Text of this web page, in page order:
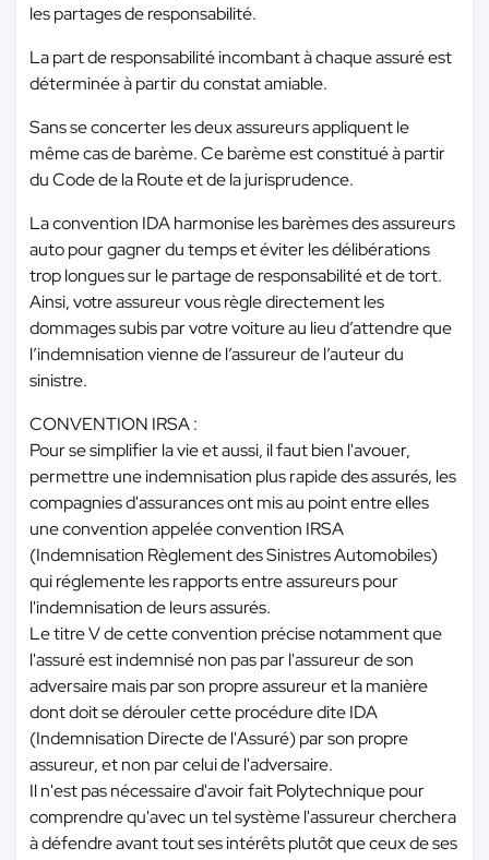
les partages de responsabilité.
La part de responsabilité incombant à chaque assuré est
déterminée à partir du constat amiable.
Sans se concerter les deux assureurs appliquent le
même cas de barème. Ce barème est constitué à partir
du Code de la Route et de la jurisprudence.
La convention IDA harmonise les barèmes des assureurs
auto pour gagner du temps et éviter les délibérations
trop longues sur le partage de responsabilité et de tort.
Ainsi, votre assureur vous règle directement les
dommages subis par votre voiture au lieu d’attendre que
l’indemnisation vienne de l’assureur de l’auteur du
sinistre.
CONVENTION IRSA :
Pour se simplifier la vie et aussi, il faut bien l'avouer,
permettre une indemnisation plus rapide des assurés, les
compagnies d'assurances ont mis au point entre elles
une convention appelée convention IRSA
(Indemnisation Règlement des Sinistres Automobiles)
qui réglemente les rapports entre assureurs pour
l'indemnisation de leurs assurés.
Le titre V de cette convention précise notamment que
l'assuré est indemnisé non pas par l'assureur de son
adversaire mais par son propre assureur et la manière
dont doit se dérouler cette procédure dite IDA
(Indemnisation Directe de l'Assuré) par son propre
assureur, et non par celui de l'adversaire.
Il n'est pas nécessaire d'avoir fait Polytechnique pour
comprendre qu'avec un tel système l'assureur cherchera
à défendre avant tout ses intérêts plutôt que ceux de ses